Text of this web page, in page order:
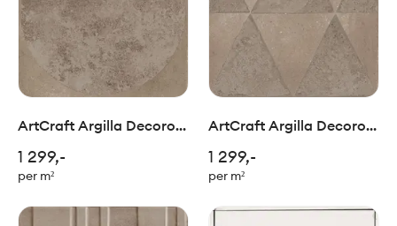
ArtCraft Argilla Decoro
1 299,-
per m²
ArtCraft Argilla Decoro
1 299,-
per m²